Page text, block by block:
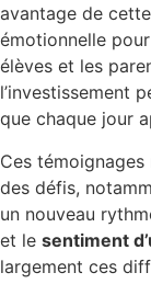
avantage de
émotionnelle
élèves et les
l’investissement
que chaque jour
Ces
des défis,
un nouveau
et le sentiment
largement ces